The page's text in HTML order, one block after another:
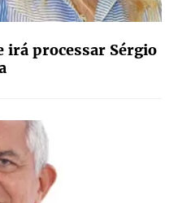
processar Sérgio